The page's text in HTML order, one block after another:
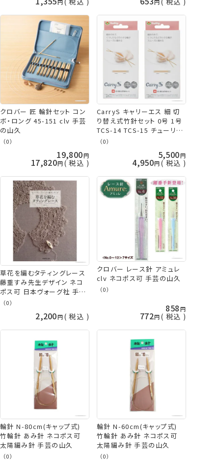
クロバー 匠 輪針セット コン
ボ・ロング 45-151 clv 手芸
の山久
（0）
19,800
17,820 税込
CarryS キャリーエス 細 切
り替え式竹針セット 0号 1号
TCS-14 TCS-15 チューリッ
プ 手芸の山久
（0）
5,500
4,950 税込
草花を編むタティングレース
藤重すみ先生デザイン ネコ
ポス可 日本ヴォーグ社 手芸
の山久
（0）
2,200 税込
クロバー レース針 アミュレ
clv ネコポス可 手芸の山久
（0）
858
772 税込
輪針 N-80cm(キャップ式)
竹輪針 あみ針 ネコポス可
太陽編み針 手芸の山久
（0）
輪針 N-60cm(キャップ式)
竹輪針 あみ針 ネコポス可
太陽編み針 手芸の山久
（0）